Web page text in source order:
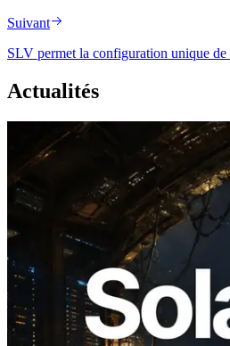
Suivant
SLV permet la configuration unique
Actualités